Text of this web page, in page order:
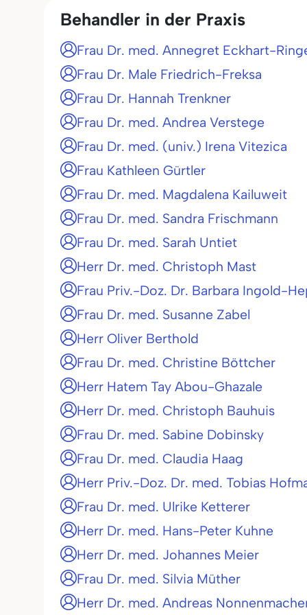
Behandler in der Praxis
Frau Dr. med. Annegret Eckhart-
Frau Dr. Male Friedrich-Freksa
Frau Dr. Hannah Trenkner
Frau Dr. med. Andrea Verstege
Frau Dr. med. (univ.) Irena Vitezica
Frau Kathleen Gürtler
Frau Dr. med. Magdalena Kailuweit
Frau Dr. med. Sandra Frischmann
Frau Dr. med. Sarah Untiet
Herr Dr. med. Christoph Mast
Frau Priv.-Doz. Dr. Barbara Ingold-
Frau Dr. med. Susanne Zabel
Herr Oliver Berthold
Frau Dr. med. Christine Böttcher
Herr Hatem Tay Abou-Ghazale
Herr Dr. med. Christoph Bauhuis
Frau Dr. med. Sabine Dobinsky
Frau Dr. med. Claudia Haag
Herr Priv.-Doz. Dr. med. Tobias
Frau Dr. med. Ulrike Ketterer
Herr Dr. med. Hans-Peter Kuhne
Herr Dr. med. Johannes Meier
Frau Dr. med. Silvia Müther
Herr Dr. med. Andreas